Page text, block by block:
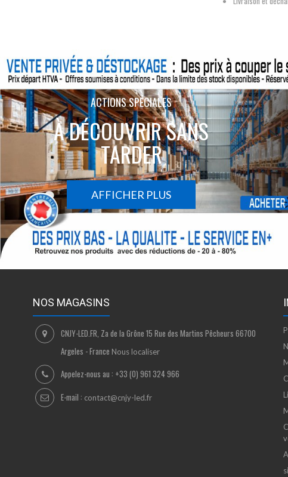
ACTIONS SPÉCIALES
À DÉCOUVRIR SANS
TARDER
AFFICHER PLUS
NOS MAGASINS
CNJY-LED.FR, Za de la Grône 15 Rue des Martins Pêcheurs 66700
Argeles - France Nous localiser
Appelez-nous au : +33 (0) 961 324 966
E-mail : contact@cnjy-led.fr